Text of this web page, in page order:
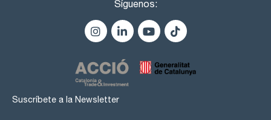
Síguenos:
Suscríbete a la Newsletter